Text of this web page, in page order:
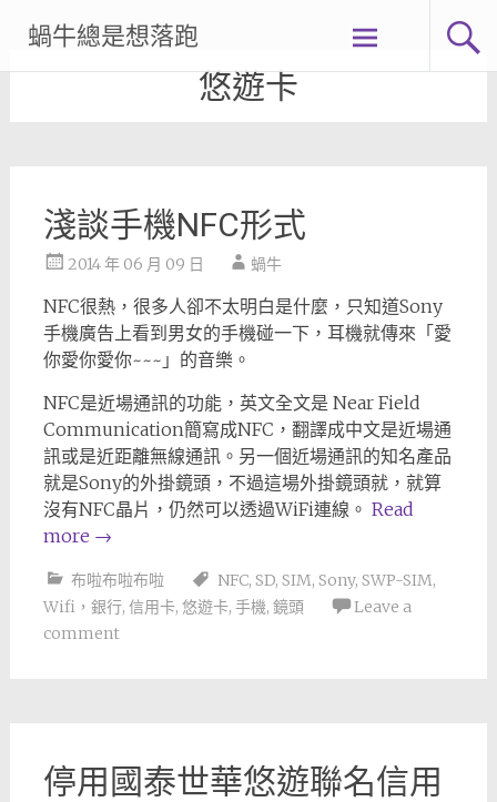
content
蝸牛總是想落跑
悠遊卡
淺談手機NFC形式
2014 年 06 月 09 日 蝸牛
NFC很熱，很多人卻不太明白是什麼，只知道Sony
手機廣告上看到男女的手機碰一下，耳機就傳來「愛
你愛你愛你~~~」的音樂。
NFC是近場通訊的功能，英文全文是 Near Field
Communication簡寫成NFC，翻譯成中文是近場通
訊或是近距離無線通訊。另一個近場通訊的知名產品
就是Sony的外掛鏡頭，不過這場外掛鏡頭就，就算
沒有NFC晶片，仍然可以透過WiFi連線。 Read
more →
布啦布啦布啦 NFC, SD, SIM, Sony, SWP-SIM,
Wifi，銀行, 信用卡, 悠遊卡, 手機, 鏡頭
Leave a
comment
停用國泰世華悠遊聯名信用